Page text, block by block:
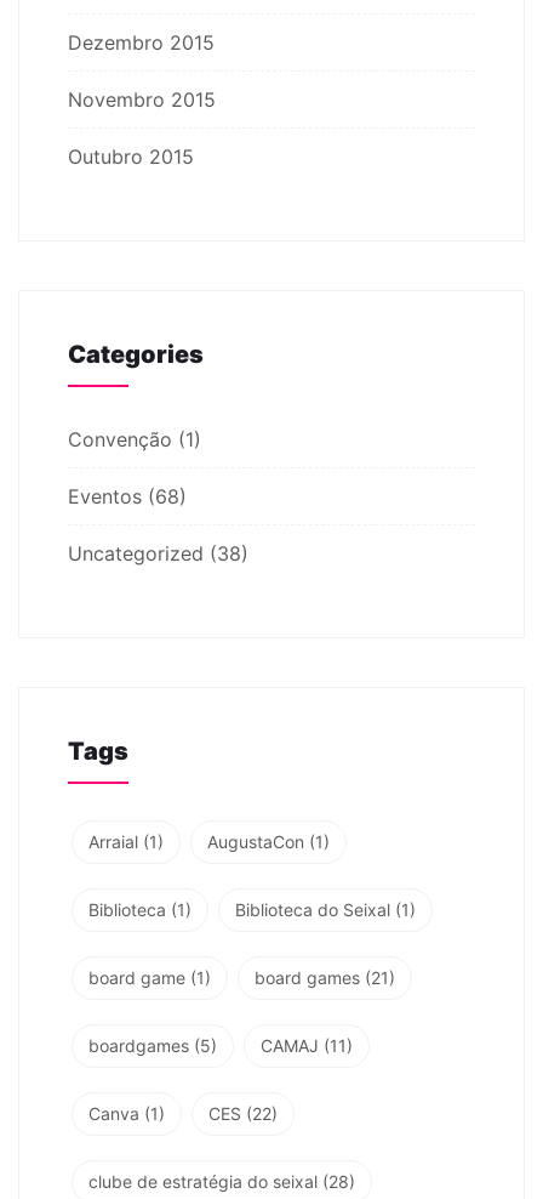
Dezembro 2015
Novembro 2015
Outubro 2015
Categories
Convenção (1)
Eventos (68)
Uncategorized (38)
Tags
Arraial (1) AugustaCon (1)
Biblioteca (1) Biblioteca do Seixal (1)
board game (1) board games (21)
boardgames (5) CAMAJ (11)
Canva (1) CES (22)
clube de estratégia do seixal (28)